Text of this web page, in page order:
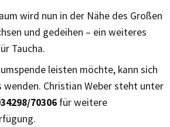
wird nun in der Nähe des Großen
und gedeihen – ein weiteres
Taucha.
leisten möchte, kann sich
wenden. Christian Weber steht unter
70306 für weitere